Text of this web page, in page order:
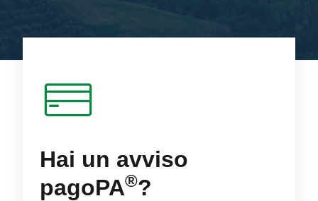
Hai un avviso
pagoPA®?